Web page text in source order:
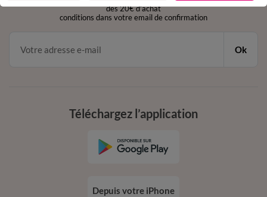
dès 20€ d’achat
conditions dans votre email de confirmation
Ok
Téléchargez l’application
Depuis votre iPhone